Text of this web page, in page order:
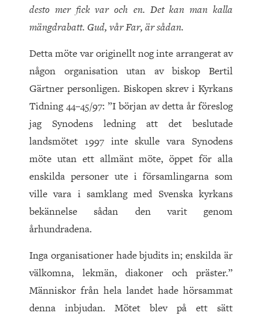
desto mer fick var och en. Det kan man kalla
mängdrabatt. Gud, vår Far, är sådan.
Detta möte var originellt nog inte arrangerat av
någon organisation utan av biskop Bertil
Gärtner personligen. Biskopen skrev i Kyrkans
Tidning 44–45/97: ”I början av detta år föreslog
jag Synodens ledning att det beslutade
landsmötet 1997 inte skulle vara Synodens
möte utan ett allmänt möte, öppet för alla
enskilda personer ute i församlingarna som
ville vara i samklang med Svenska kyrkans
bekännelse sådan den varit genom
århundradena.
Inga organisationer hade bjudits in; enskilda är
välkomna, lekmän, diakoner och präster.”
Människor från hela landet hade hörsammat
denna inbjudan. Mötet blev på ett sätt